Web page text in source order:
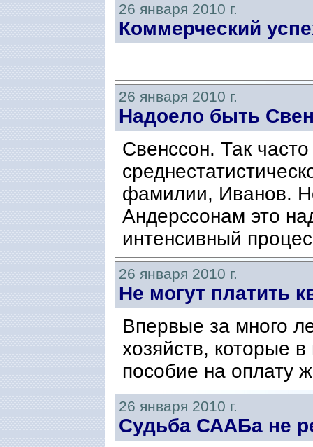
26 января 2010 г.
Коммерческий
26 января 2010 г.
Надоело быть
Свенссон. Так
фамилии, Иванов.
Андерссонам это
интенсивный
26 января 2010 г.
Не могут платить
Впервые за много
хозяйств, которые
пособие на оплату
26 января 2010 г.
Судьба СААБа не